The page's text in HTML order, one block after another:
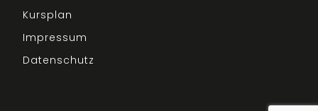
Kursplan
Impressum
Datenschutz